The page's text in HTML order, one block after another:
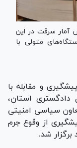
آمار سرقت در این
متولی با
و مقابله با
استان،
سیاسی امنیتی
از وقوع جرم
شد.